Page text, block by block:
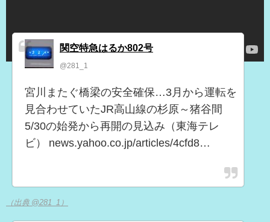
関空特急はるか802号
@281_1
宮川またぐ橋梁の安全確保…3月から運転を
見合わせていたJR高山線の杉原～猪谷間
5/30の始発から再開の見込み（東海テレ
ビ） news.yahoo.co.jp/articles/4cfd8…
（出典 @281_1）